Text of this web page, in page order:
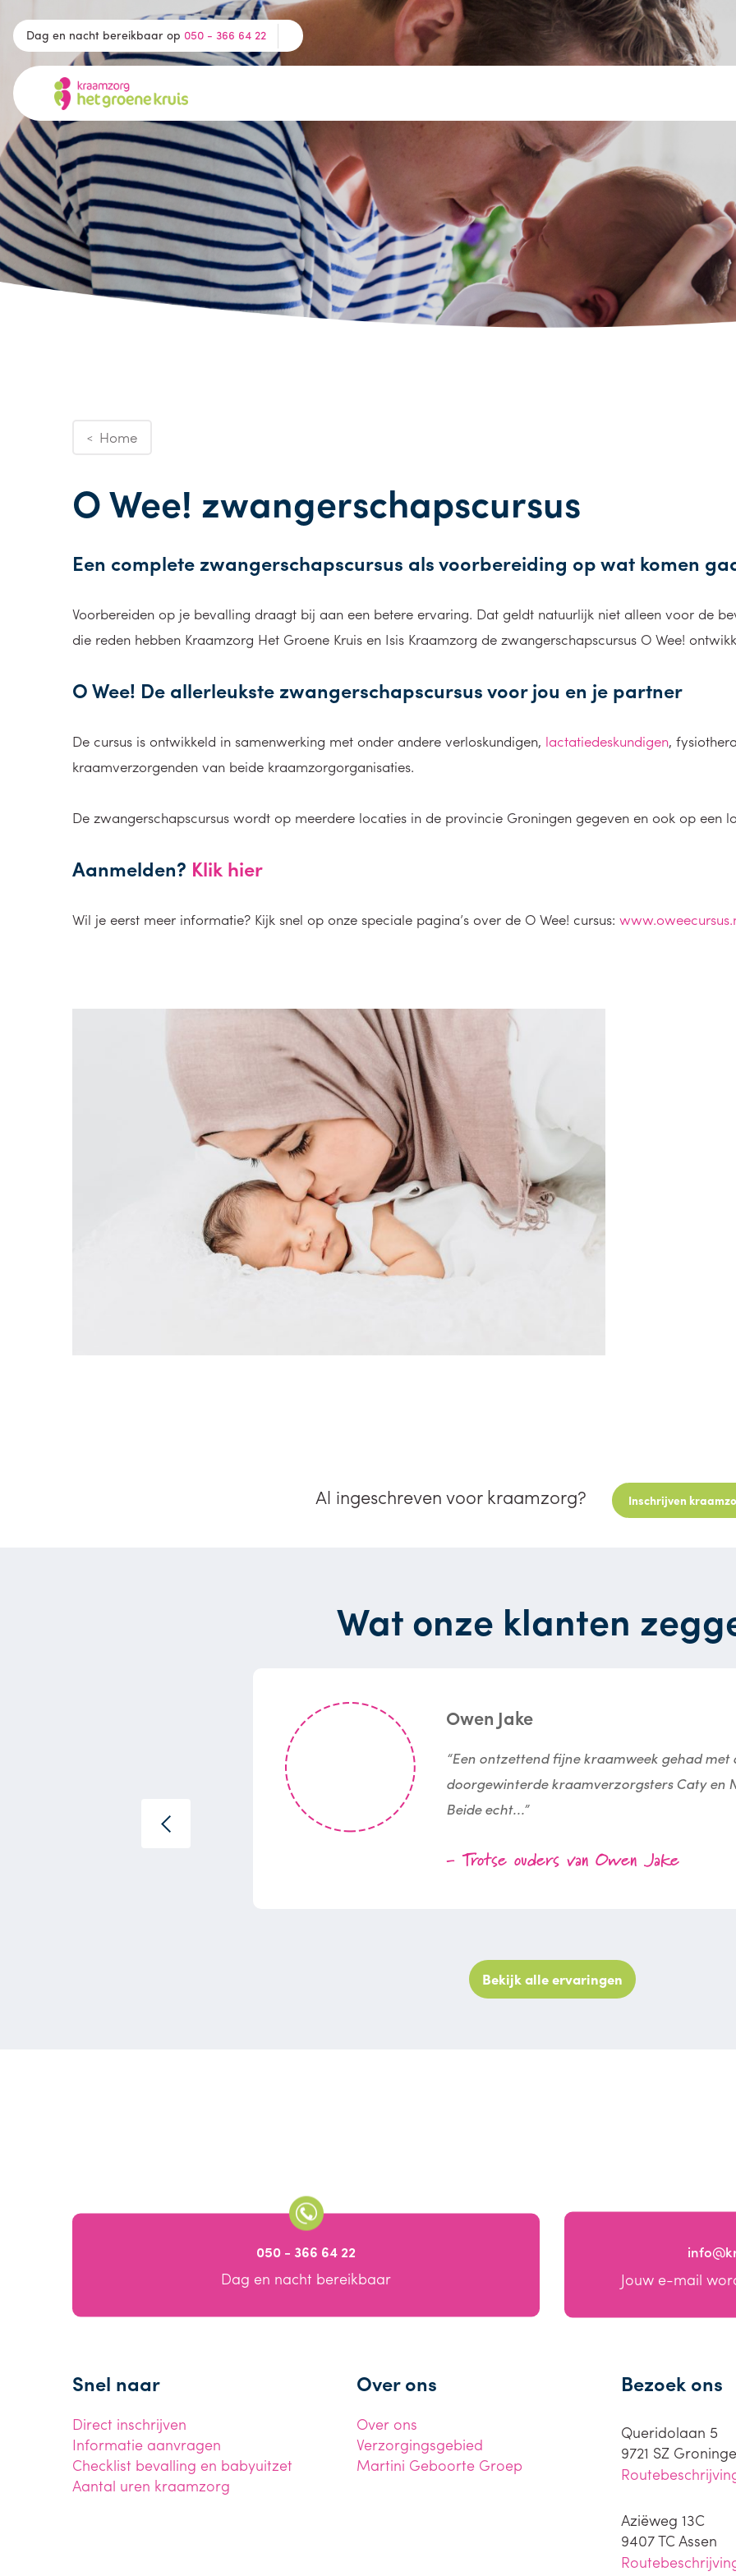
Dag en nacht bereikbaar op 050 - 366 64 22
< Home
O Wee! zwangerschapscursus
Een complete zwangerschapscursus als voorbereiding op wat komen
Voorbereiden op je bevalling draagt bij aan een betere ervaring. Dat geldt natuurlijk niet alleen voor de
die reden hebben Kraamzorg Het Groene Kruis en Isis Kraamzorg de zwangerschapscursus O Wee!
O Wee! De allerleukste zwangerschapscursus voor jou en je partner
De cursus is ontwikkeld in samenwerking met onder andere verloskundigen, lactatiedeskundigen,
kraamverzorgenden van beide kraamzorgorganisaties.
De zwangerschapscursus wordt op meerdere locaties in de provincie Groningen gegeven en ook op een
Aanmelden? Klik hier
Wil je eerst meer informatie? Kijk snel op onze speciale pagina’s over de O Wee! cursus:
Al ingeschreven voor kraamzorg? Inschrijven
Wat onze klanten
Owen Jake
“Een ontzettend fijne kraamweek gehad met
doorgewinterde kraamverzorgsters Caty en
Beide echt...”
- Trotse ouders van Owen Jake
Bekijk alle ervaringen
050 - 366 64 22
Dag en nacht bereikbaar Jouw e-mail
Snel naar
Direct inschrijven
Informatie aanvragen
Checklist bevalling en babyuitzet
Aantal uren kraamzorg
Over ons
Over ons
Verzorgingsgebied
Martini Geboorte Groep
Bezoek ons
Queridolaan 5
9721 SZ
Aziëweg 13C
9407 TC Assen